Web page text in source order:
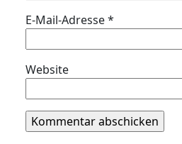
E-Mail-Adresse*
Website